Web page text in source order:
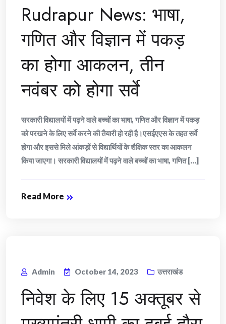
Rudrapur News: भाषा,
गणित और विज्ञान में पकड़
का होगा आकलन, तीन
नवंबर को होगा सर्वे
सरकारी विद्यालयों में पढ़ने वाले बच्चों का भाषा, गणित और विज्ञान में पकड़
को परखने के लिए सर्वे करने की तैयारी हो रही है।एसईएएस के तहत सर्वे
होगा और इससे मिले आंकड़ों से विद्यार्थियों के शैक्षिक स्तर का आकलन
किया जाएगा। सरकारी विद्यालयों में पढ़ने वाले बच्चों का भाषा, गणित [...]
Read More
Admin October 14, 2023 उत्तराखंड
निवेश के लिए 15 अक्तूबर से